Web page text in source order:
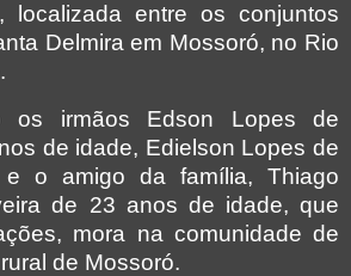
localizada entre os conjuntos
Delmira em Mossoró, no Rio
os irmãos Edson Lopes de
de idade, Edielson Lopes de
o amigo da família, Thiago
de 23 anos de idade, que
mora na comunidade de
de Mossoró.